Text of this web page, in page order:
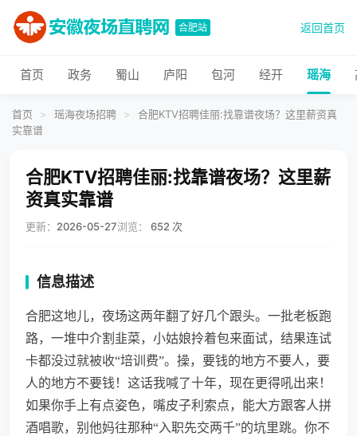
合肥站 返回首页
首页 政务 蜀山 庐阳 包河 经开 瑶海
首页 > 瑶海夜场招聘 >
合肥KTV招聘佳丽:找靠谱夜场？这里薪资真
实靠谱
合肥KTV招聘佳丽:找靠谱夜场？这里薪
资真实靠谱
更新： 2026-05-27浏览： 652 次
信息描述
合肥这地儿，夜场这两年翻了好几个跟头。一批老板跑
路，一堆中介割韭菜，小姑娘拎着包来面试，结果连试
卡都没过就被收“培训费”。操，要钱的地方不要人，要
人的地方不要钱！这话我喊了十年，现在更得吼出来！
如果你手上有点姿色，嘴皮子利索点，能大方跟客人拼
酒唱歌，别他妈往那种“入职先交两千”的坑里跳。你不